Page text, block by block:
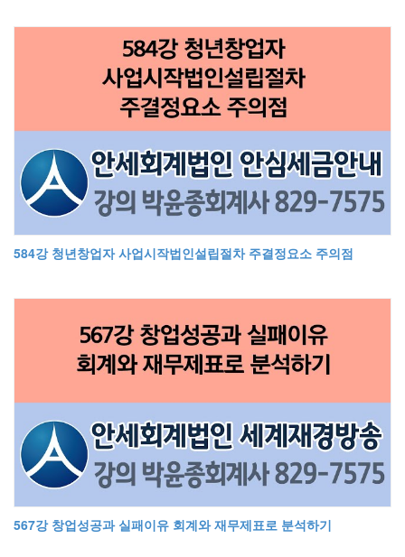
584강 청년창업자 사업시작법인설립절차 주결정요소 주의점
567강 창업성공과 실패이유 회계와 재무제표로 분석하기